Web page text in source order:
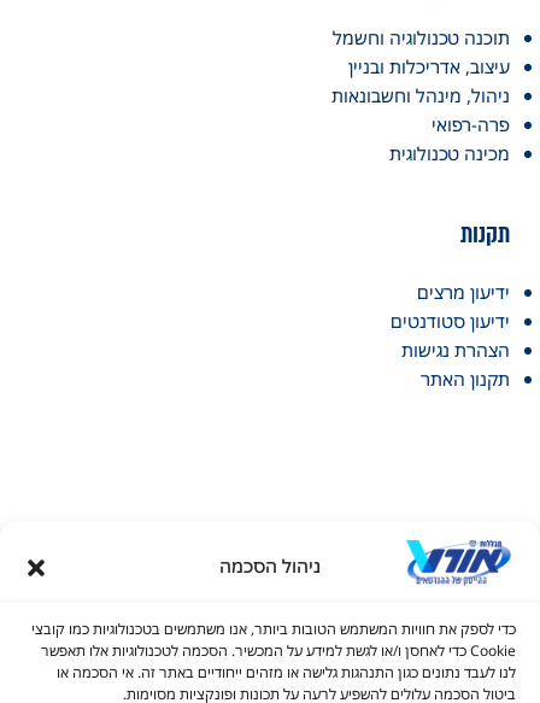
ניהול הסכמה
כדי לספק את חוויות המשתמש הטובות ביותר, אנו משתמשים בטכנולוגיות כמו קובצי
Cookie כדי לאחסן ו/או לגשת למידע על המכשיר. הסכמה לטכנולוגיות אלו תאפשר
לנו לעבד נתונים כגון התנהגות גלישה או מזהים ייחודיים באתר זה. אי הסכמה או
ביטול הסכמה עלולים להשפיע לרעה על תכונות ופונקציות מסוימות.
תוכנה טכנולוגיה וחשמל
עיצוב, אדריכלות ובניין
ניהול, מינהל וחשבונאות
פרה-רפואי
מכינה טכנולוגית
תקנות
ידיעון מרצים
ידיעון סטודנטים
הצהרת נגישות
תקנון האתר
© כל הזכויות שמורות למכללות אורט 2026
טקסט
טקסט